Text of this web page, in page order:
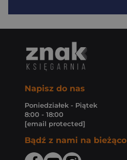
Napisz do nas
Poniedziałek - Piątek
8:00 - 18:00
[email protected]
Bądź z nami na bieżąco